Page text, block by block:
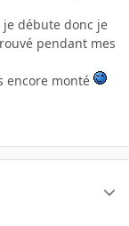
débute donc je
pendant mes
encore monté